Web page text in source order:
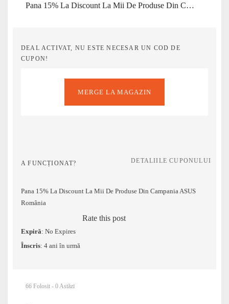
Pana 15% La Discount La Mii De Produse Din Campania ASUS România
DEAL ACTIVAT, NU ESTE NECESAR UN COD DE
CUPON!
MERGE LA MAGAZIN
A FUNCȚIONAT? DETALIILE CUPONULUI
Pana 15% La Discount La Mii De Produse Din Campania ASUS
România
Rate this post
Expiră: No Expires
Înscris: 4 ani în urmă
66 Folosit - 0 Astăzi